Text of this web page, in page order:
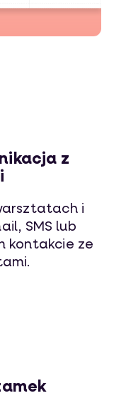
z
i
SMS lub
kontakcie ze